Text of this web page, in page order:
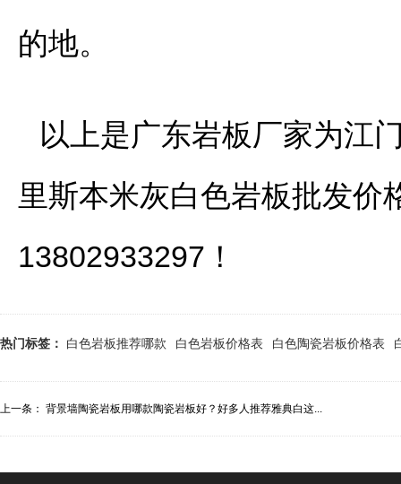
的地。
以上是广东岩板厂家为江
里斯本米灰白色岩板批发价
13802933297！
热门标签： 白色岩板推荐哪款 白色岩板价格表 白色陶瓷岩板价格表
上一条： 背景墙陶瓷岩板用哪款陶瓷岩板好？好多人推荐雅典白这...